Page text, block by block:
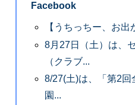
Facebook
【うちっちー、お出
8月27日（土）は、
（クラブ...
8/27(土)は、「第2回
園...